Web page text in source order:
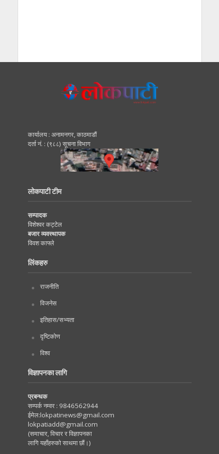
कार्यालय : अनामनगर, काठमाडाैं
दर्ता नं. : (९८८) सूचना विभाग
लोकपाटी टीम
सम्पादक
विशेश्वर कट्टेल
बजार व्यवस्थापक
विवश काफ्ले
लिंकहरु
राजनीति
विजनेस
इतिहास/सभ्यता
दृष्टिकोण
विश्व
विज्ञापनका लागि
प्रबन्धक
सम्पर्क नम्वर : 9846562944
ईमेल:lokpatinews@gmail.com
lokpatiadd@gmail.com
(समाचार, विचार र विज्ञापनका
लागि यहाँहरुको साथमा छौं।)